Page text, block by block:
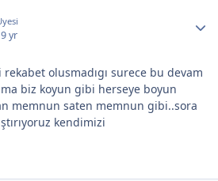
yr
rekabet olusmadıgı surece bu devam
biz koyun gibi herseye boyun
memnun saten memnun gibi..sora
kendimizi